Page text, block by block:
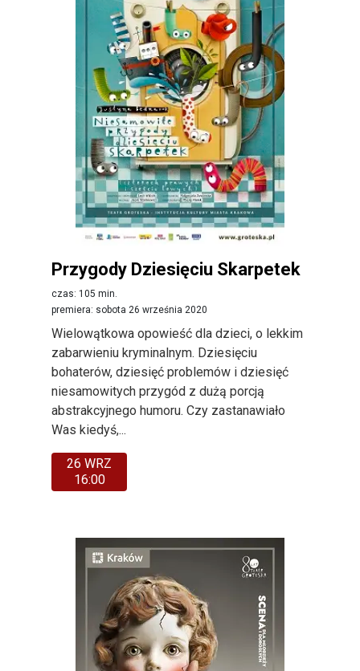
Przygody Dziesięciu Skarpetek
czas: 105 min.
premiera: sobota 26 września 2020
Wielowątkowa opowieść dla dzieci, o lekkim
zabarwieniu kryminalnym. Dziesięciu
bohaterów, dziesięć problemów i dziesięć
niesamowitych przygód z dużą porcją
abstrakcyjnego humoru. Czy zastanawiało
Was kiedyś,...
26 WRZ
16:00